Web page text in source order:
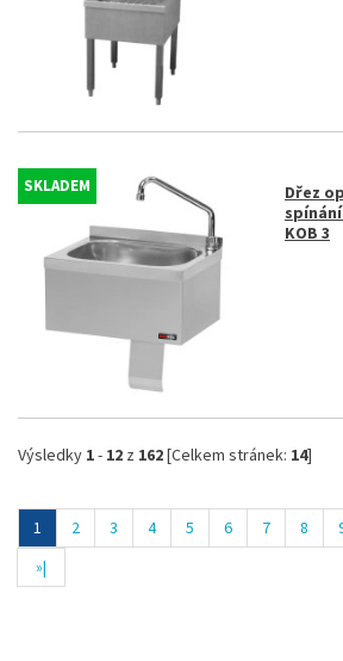
SKLADEM
Dřez
KOB 3
Výsledky 1- 12 z 162[Celkem stránek: 14]
1 2 3 4 5 6 7 8
»|